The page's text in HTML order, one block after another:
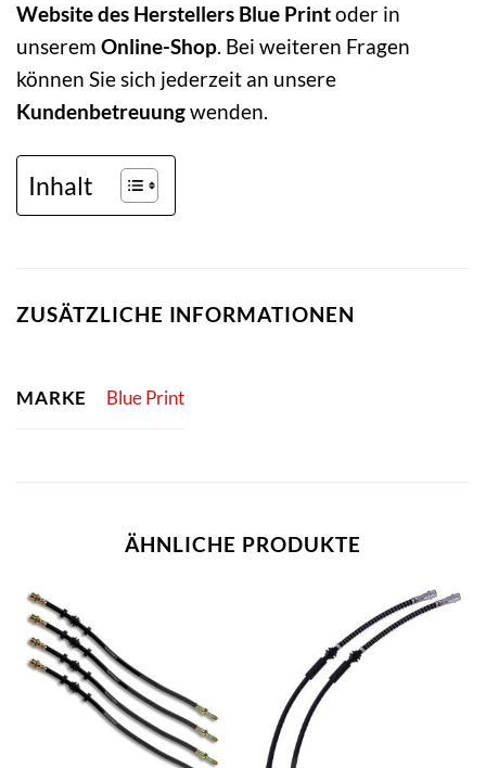
Website des Herstellers Blue Printoder in
unserem Online-Shop. Bei weiteren Fragen
können Sie sich jederzeit an unsere
Kundenbetreuungwenden.
Inhalt
ZUSÄTZLICHE INFORMATIONEN
MARKE Blue Print
ÄHNLICHE PRODUKTE